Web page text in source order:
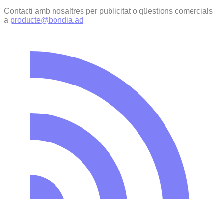
Contacti amb nosaltres per publicitat o qüestions comercials
a producte@bondia.ad